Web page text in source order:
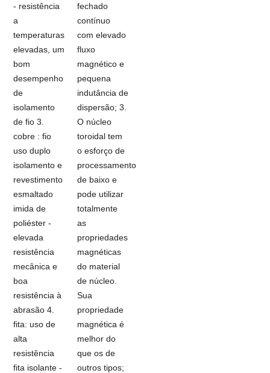
- resistência
a
temperaturas
elevadas, um
bom
desempenho
de
isolamento
de fio 3.
cobre : fio
uso duplo
isolamento e
revestimento
esmaltado
imida de
poliéster -
elevada
resistência
mecânica e
boa
resistência à
abrasão 4.
fita: uso de
alta
resistência
fita isolante -
fechado
contínuo
com elevado
fluxo
magnético e
pequena
indutância de
dispersão; 3.
O núcleo
toroidal tem
o esforço de
processamento
de baixo e
pode utilizar
totalmente
as
propriedades
magnéticas
do material
de núcleo.
Sua
propriedade
magnética é
melhor do
que os de
outros tipos;